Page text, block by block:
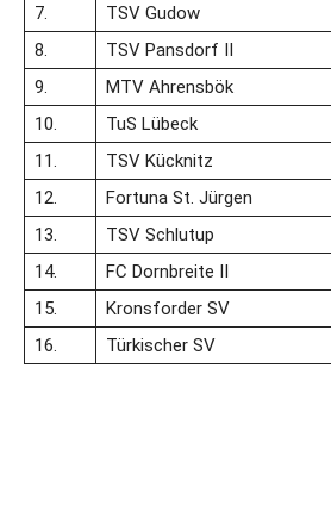
7.
TSV Gudow
8.
TSV Pansdorf II
9.
MTV Ahrensbök
10.
TuS Lübeck
11.
TSV Kücknitz
12.
Fortuna St. Jürgen
13.
TSV Schlutup
14.
FC Dornbreite II
15.
Kronsforder SV
16.
Türkischer SV